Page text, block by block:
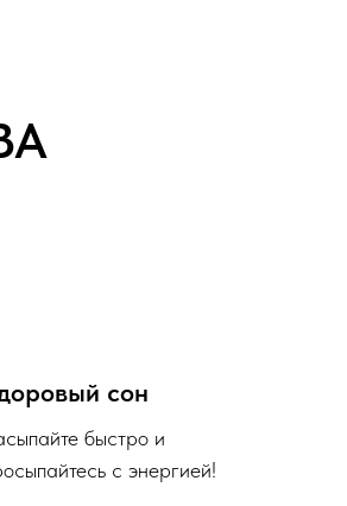
сон
быстро и
с энергией!